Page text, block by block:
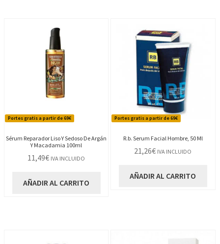
Portes gratis a partir de 69€
Sérum Reparador Liso Y Sedoso De Argán
Y Macadamia 100ml
11,49€ IVA INCLUIDO
AÑADIR AL CARRITO
Portes gratis a partir de 69€
R.b. Serum Facial Hombre, 50 Ml
21,26€ IVA INCLUIDO
AÑADIR AL CARRITO